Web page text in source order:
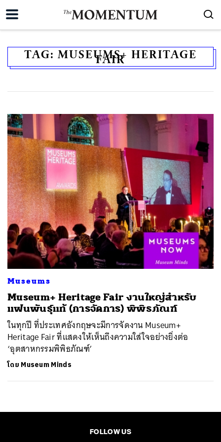
TAG: MUSEUMS+ HERITAGE
FAIR
Museums
Museum+ Heritage Fair งานใหญ่สำหรับ
แฟนพันธุ์แท้ (การจัดการ) พิพิธภัณฑ์
ในทุกปี ที่ประเทศอังกฤษจะมีการจัดงาน Museum+
Heritage Fair ที่แสดงให้เห็นถึงความใส่ใจอย่างยิ่งต่อ
‘อุตสาหกรรมพิพิธภัณฑ์’
โดย Museum Minds
FOLLOW US
ค้นหา
SHARE TWEET EMAIL